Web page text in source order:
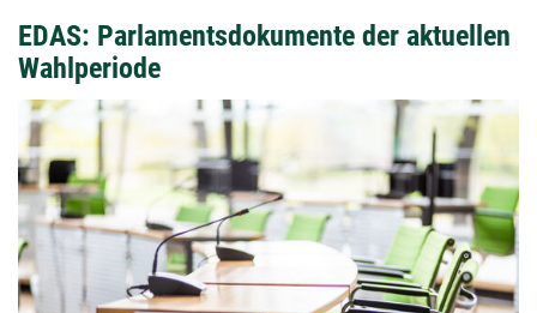
EDAS: Parlamentsdokumente der aktuellen
Wahlperiode